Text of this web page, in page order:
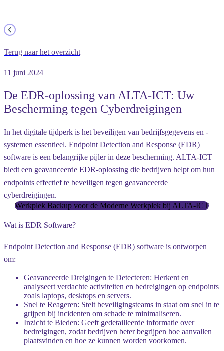
Terug naar het overzicht
11 juni 2024
De EDR-oplossing van ALTA-ICT: Uw
Bescherming tegen Cyberdreigingen
In het digitale tijdperk is het beveiligen van bedrijfsgegevens en -
systemen essentieel. Endpoint Detection and Response (EDR)
software is een belangrijke pijler in deze bescherming. ALTA-ICT
biedt een geavanceerde EDR-oplossing die bedrijven helpt om hun
endpoints effectief te beveiligen tegen geavanceerde
cyberdreigingen.
Werkplek Backup voor de Moderne Werkplek bij ALTA-ICT
Wat is EDR Software?
Endpoint Detection and Response (EDR) software is ontworpen
om:
Geavanceerde Dreigingen te Detecteren: Herkent en
analyseert verdachte activiteiten en bedreigingen op endpoints
zoals laptops, desktops en servers.
Snel te Reageren: Stelt beveiligingsteams in staat om snel in te
grijpen bij incidenten om schade te minimaliseren.
Inzicht te Bieden: Geeft gedetailleerde informatie over
bedreigingen, zodat bedrijven beter begrijpen hoe aanvallen
plaatsvinden en hoe ze kunnen worden voorkomen.